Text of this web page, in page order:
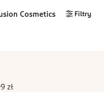
Cosmetics Filtry
zł